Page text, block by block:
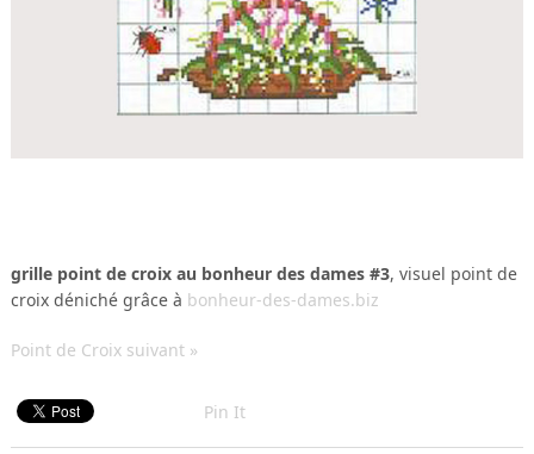
grille point de croix au bonheur des dames #3, visuel point de
croix déniché grâce à bonheur-des-dames.biz
Point de Croix suivant »
Pin It